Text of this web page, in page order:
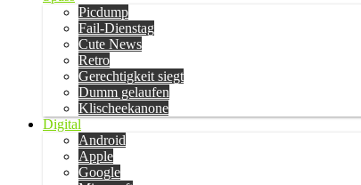
Picdump
Fail-Dienstag
Cute News
Retro
Gerechtigkeit siegt
Dumm gelaufen
Klischeekanone
Digital
Android
Apple
Google